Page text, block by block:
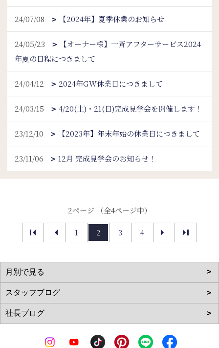
24/07/08 【2024年】夏季休業のお知らせ
24/05/23
【オーナー様】一斉アフターサービス2024
年夏の日程につきまして
24/04/12 2024年GW休業日につきまして
24/03/15 4/20(土)・21(日)完成見学会を開催します！
23/12/10 【2023年】年末年始の休業日につきまして
23/11/06 12月 完成見学会のお知らせ！
2ページ （全4ページ中）
1 2 3 4